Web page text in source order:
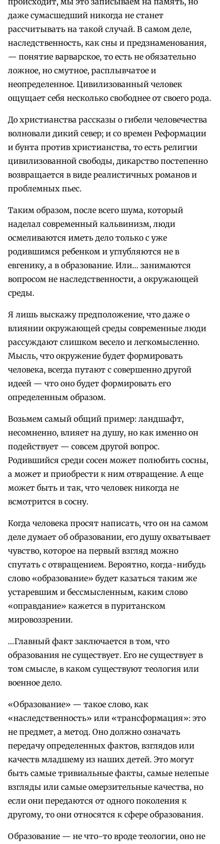
даже сумасшедший никогда не станет
рассчитывать на такой случай. В самом деле,
наследственность, как сны и предзнаменования,
— понятие варварское, то есть не обязательно
ложное, но смутное, расплывчатое и
неопределенное. Цивилизованный человек
ощущает себя несколько свободнее от своего рода.
До христианства рассказы о гибели человечества
волновали дикий север; и со времен Реформации
и бунта против христианства, то есть религии
цивилизованной свободы, дикарство постепенно
возвращается в виде реалистичных романов и
проблемных пьес.
Таким образом, после всего шума, который
наделал современный кальвинизм, люди
осмеливаются иметь дело только с уже
родившимся ребенком и углубляются не в
евгенику, а в образование. Или… занимаются
вопросом не наследственности, а окружающей
среды.
Я лишь выскажу предположение, что даже о
влиянии окружающей среды современные люди
рассуждают слишком весело и легкомысленно.
Мысль, что окружение будет формировать
человека, всегда путают с совершенно другой
идеей — что оно будет формировать его
определенным образом.
Возьмем самый общий пример: ландшафт,
несомненно, влияет на душу, но как именно он
подействует — совсем другой вопрос.
Родившийся среди сосен может полюбить сосны,
а может и приобрести к ним отвращение. А еще
может быть и так, что человек никогда не
всмотрится в сосну.
Когда человека просят написать, что он на самом
деле думает об образовании, его душу охватывает
чувство, которое на первый взгляд можно
спутать с отвращением. Вероятно, когда-нибудь
слово «образование» будет казаться таким же
устаревшим и бессмысленным, каким слово
«оправдание» кажется в пуританском
мировоззрении.
…Главный факт заключается в том, что
образования не существует. Его не существует в
том смысле, в каком существуют теология или
военное дело.
«Образование» — такое слово, как
«наследственность» или «трансформация»: это
не предмет, а метод. Оно должно означать
передачу определенных фактов, взглядов или
качеств младшему из наших детей. Это могут
быть самые тривиальные факты, самые нелепые
взгляды или самые омерзительные качества, но
если они передаются от одного поколения к
другому, то они относятся к сфере образования.
Образование — не что-то вроде теологии, оно не